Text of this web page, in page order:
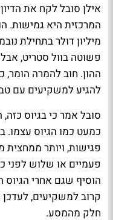
אילן סובל לקח את
מיליון דולר בתחילת
פשוטה בוול סטריט,
ההון. חוב להמרה הומר,
להגיע למשקיעים עם
סובל אמר כי בגיוס
פגישות, ויותר
פעמיים או שלוש לפני
הוסיף שגם אחרי
קרוב למשקיעים,
חלק מהמסע.